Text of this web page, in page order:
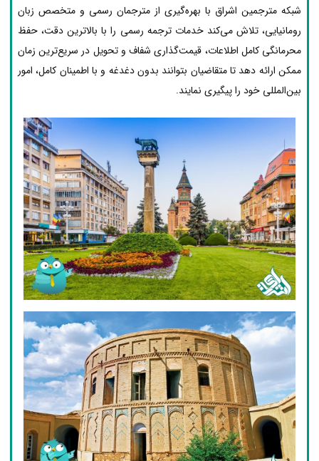
شبکه مترجمین اشراق با بهره‌گیری از مترجمان رسمی و متخصص زبان
رومانیایی، تلاش می‌کند خدمات ترجمه رسمی را با بالاترین دقت، حفظ
محرمانگی کامل اطلاعات، قیمت‌گذاری شفاف و تحویل در سریع‌ترین زمان
ممکن ارائه دهد تا متقاضیان بتوانند بدون دغدغه و با اطمینان کامل، امور
بین‌المللی خود را پیگیری نمایند.